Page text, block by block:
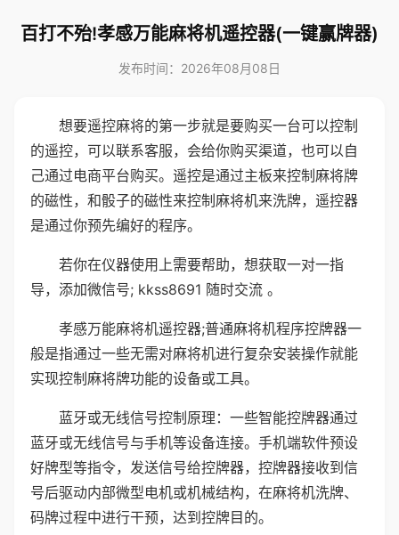
百打不殆!孝感万能麻将机遥控器(一键赢牌器)
发布时间：2026年08月08日
想要遥控麻将的第一步就是要购买一台可以控制
的遥控，可以联系客服，会给你购买渠道，也可以自
己通过电商平台购买。遥控是通过主板来控制麻将牌
的磁性，和骰子的磁性来控制麻将机来洗牌，遥控器
是通过你预先编好的程序。
若你在仪器使用上需要帮助，想获取一对一指
导，添加微信号; kkss8691 随时交流 。
孝感万能麻将机遥控器;普通麻将机程序控牌器一
般是指通过一些无需对麻将机进行复杂安装操作就能
实现控制麻将牌功能的设备或工具。
蓝牙或无线信号控制原理：一些智能控牌器通过
蓝牙或无线信号与手机等设备连接。手机端软件预设
好牌型等指令，发送信号给控牌器，控牌器接收到信
号后驱动内部微型电机或机械结构，在麻将机洗牌、
码牌过程中进行干预，达到控牌目的。